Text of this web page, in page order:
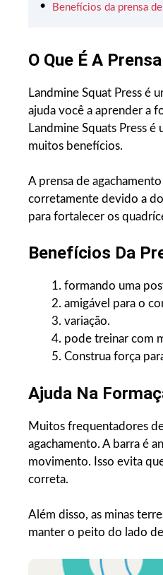
Benefícios da prensa
O Que É A
Landmine Squat Press é
ajuda você a aprender a
Landmine Squats Press
muitos benefícios.
A prensa de
corretamente devido a
para fortalecer os
Benefícios Da
formando uma
amigável para o
variação.
pode treinar com
Construa força
Ajuda Na
Muitos frequentadores
agachamento. A barra é
movimento. Isso evita
correta.
Além disso, as minas
manter o peito do lado